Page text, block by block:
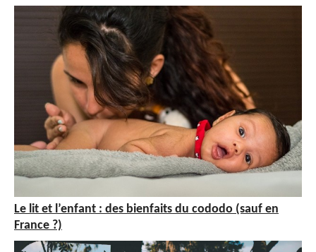
Le lit et l’enfant : des bienfaits du cododo (sauf en
France ?)